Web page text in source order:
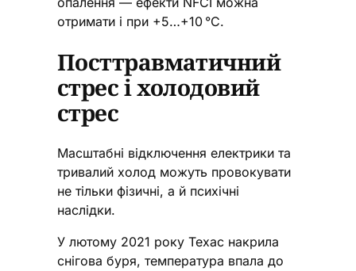
отримати і при +5…+10 °C.
Посттравматичний
стрес і холодовий
стрес
Масштабні відключення електрики та
тривалий холод можуть провокувати
не тільки фізичні, а й психічні
наслідки.
У лютому 2021 року Техас накрила
снігова буря, температура впала до